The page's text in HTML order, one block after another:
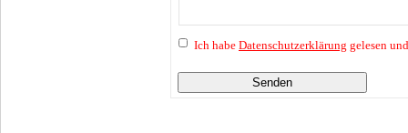
Ich habe Datenschutzerklärung gelesen
Senden